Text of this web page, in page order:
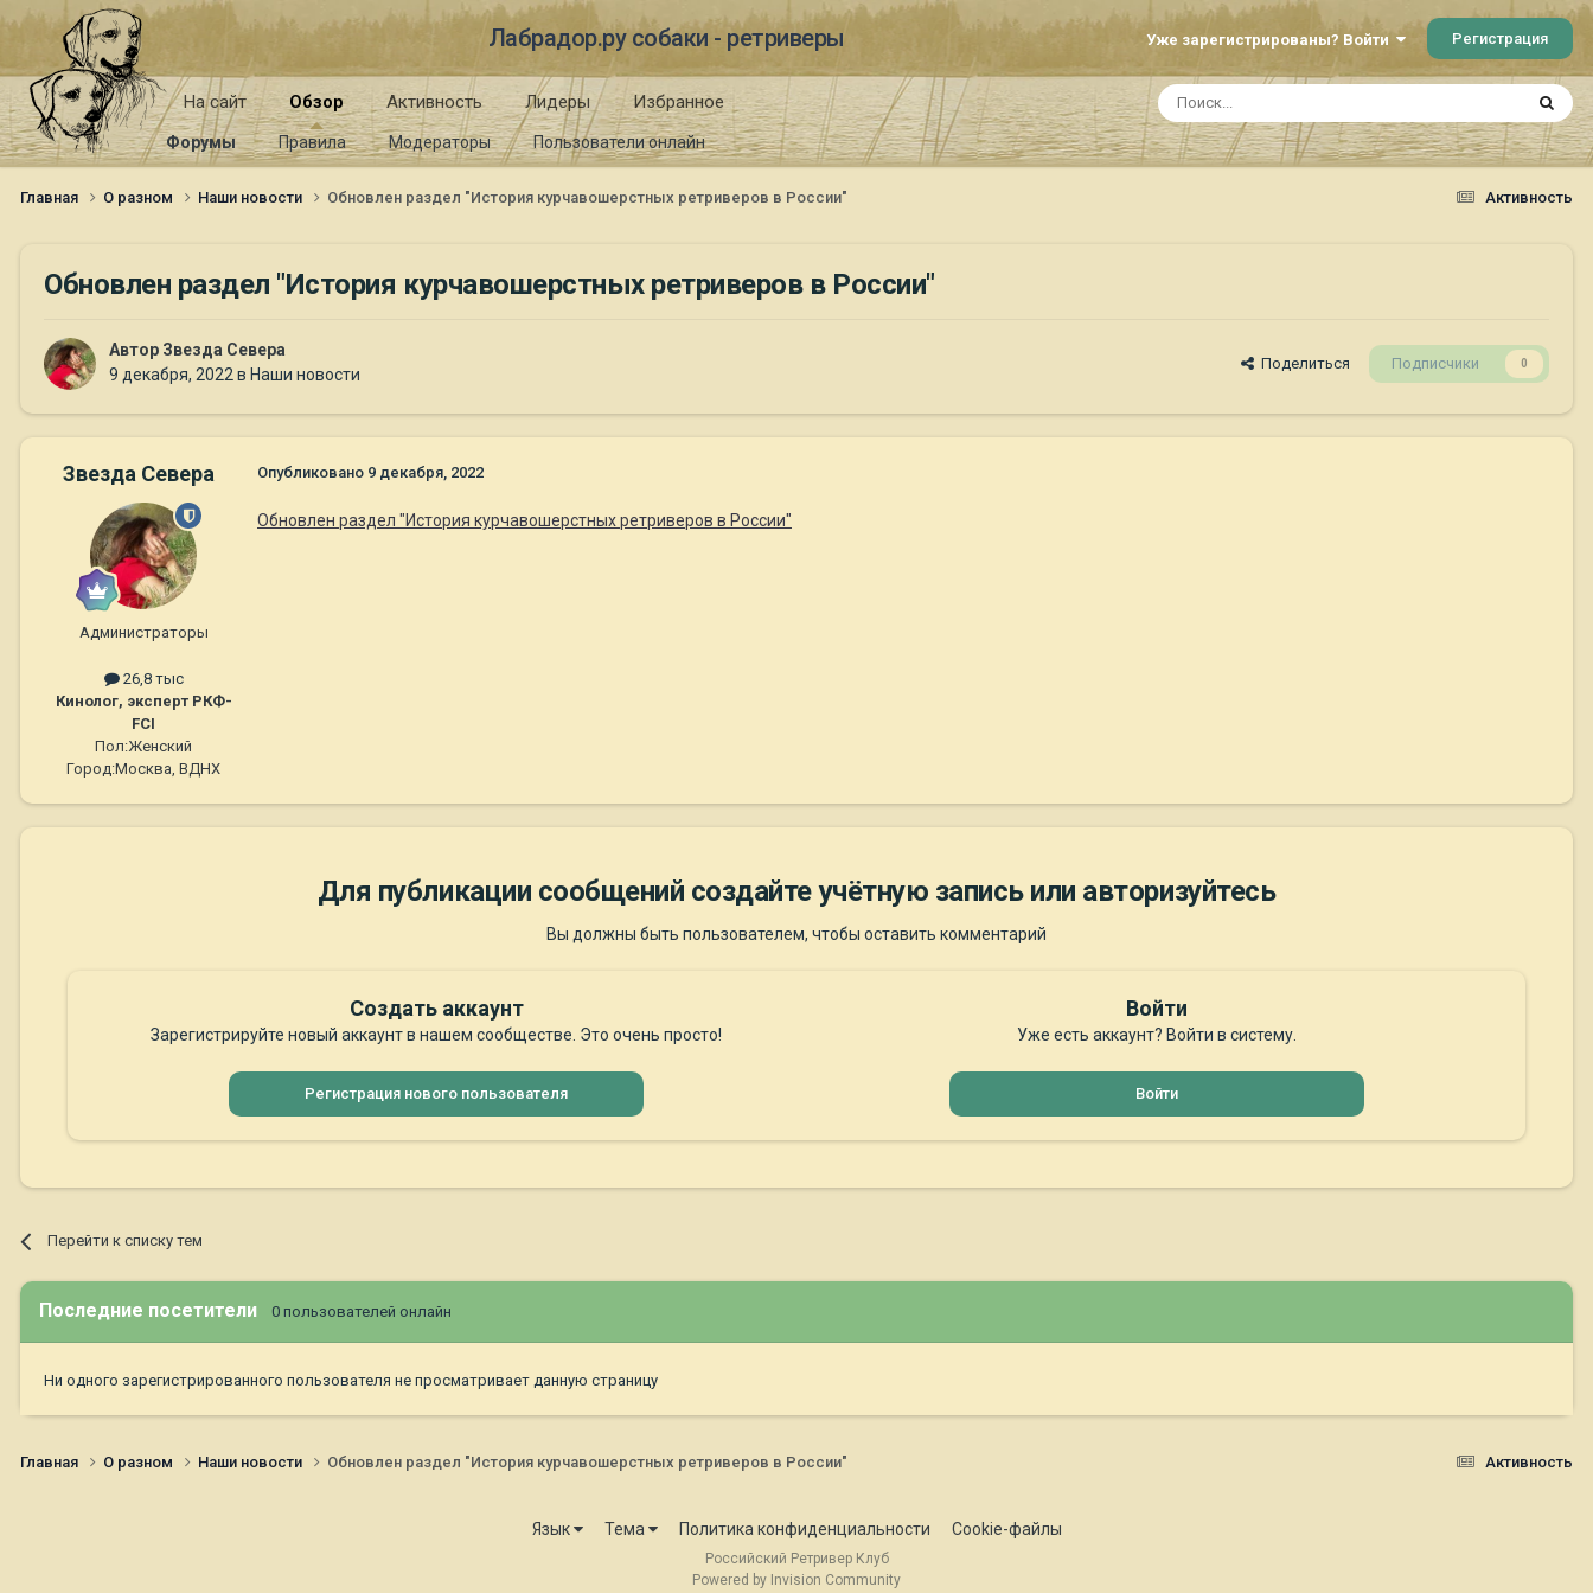
Лабрадор.ру собаки - ретриверы Уже зарегистрированы? Войти Регистрация
На сайт Обзор
Форумы Правила Модераторы Пользователи онлайн
Активность Лидеры Избранное
Активность
Главная О разном Наши новости Обновлен раздел "История курчавошерстных ретриверов в России"
Обновлен раздел "История курчавошерстных ретриверов в России"
Автор Звезда Севера
9 декабря, 2022 в Наши новости
Поделиться Подписчики 0
Звезда Севера
Администраторы
26,8 тыс
Кинолог, эксперт РКФ-
FCI
Пол:Женский
Город:Москва, ВДНХ
Опубликовано 9 декабря, 2022
Обновлен раздел "История курчавошерстных ретриверов в России"
Для публикации сообщений создайте учётную запись или авторизуйтесь
Вы должны быть пользователем, чтобы оставить комментарий
Создать аккаунт
Зарегистрируйте новый аккаунт в нашем сообществе. Это очень просто!
Регистрация нового пользователя
Войти
Уже есть аккаунт? Войти в систему.
Войти
Перейти к списку тем
Последние посетители 0 пользователей онлайн
Ни одного зарегистрированного пользователя не просматривает данную страницу
Активность
Главная О разном Наши новости Обновлен раздел "История курчавошерстных ретриверов в России"
Язык Тема Политика конфиденциальности Cookie-файлы
Российский Ретривер Клуб
Powered by Invision Community